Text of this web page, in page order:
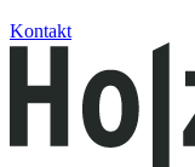
Kontakt